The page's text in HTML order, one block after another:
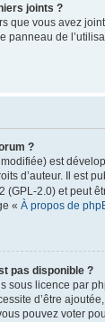
joints ?
que vous avez
panneau de
?
est
d’auteur. Il est
(GPL-2.0) et peut
« À propos de
pas disponible ?
sous licence par
d’être
pouvez voter